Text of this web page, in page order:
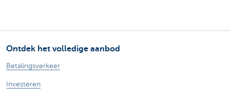
Ontdek het volledige aanbod
Betalingsverkeer
Investeren